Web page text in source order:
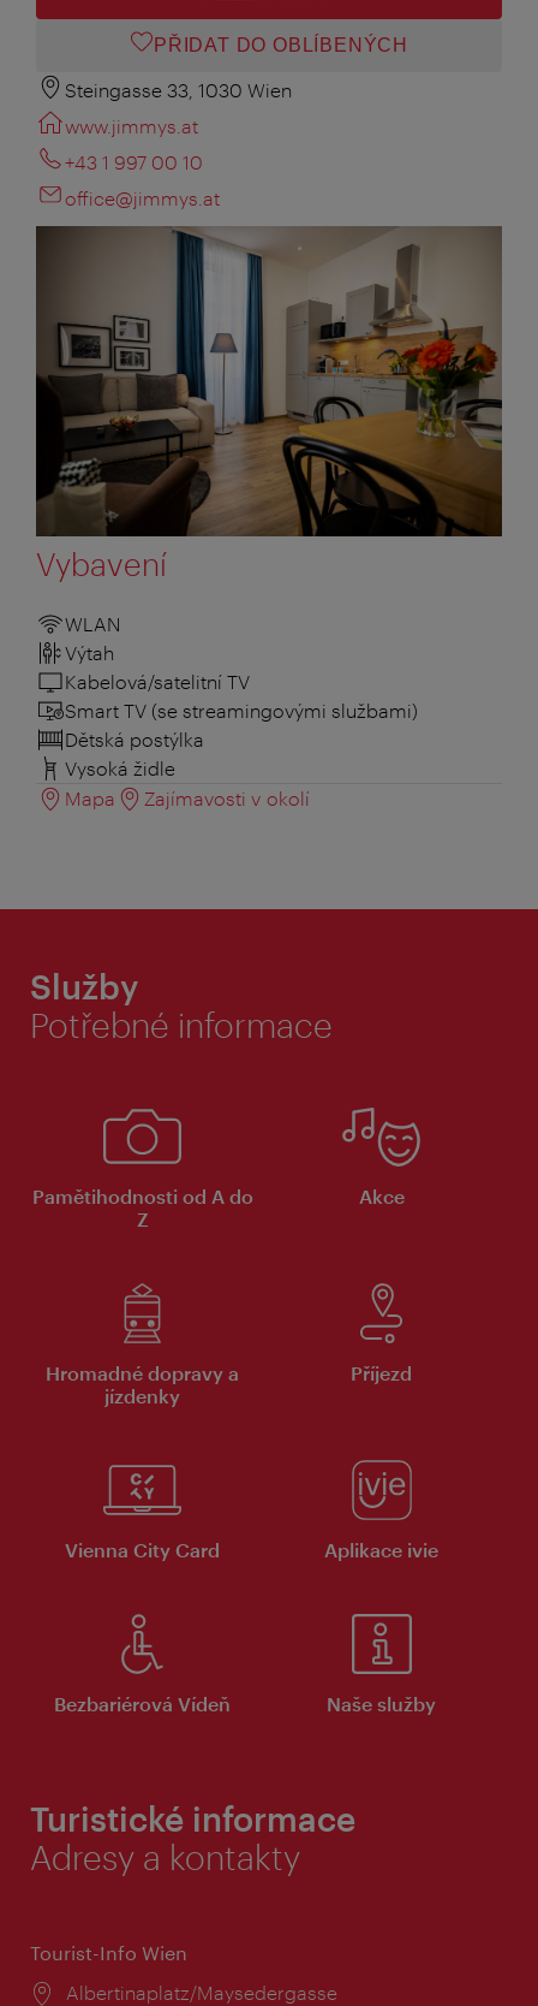
PŘIDAT DO OBLÍBENÝCH
Steingasse 33, 1030 Wien
www.jimmys.at
+43 1 997 00 10
office@jimmys.at
Vybavení
WLAN
Výtah
Kabelová/satelitní TV
Smart TV (se streamingovými službami)
Dětská postýlka
Vysoká židle
Mapa
Zajímavosti v okolí
Služby
Potřebné informace
Pamětihodnosti od A do
Z
Akce
Hromadné dopravy a
jízdenky
Příjezd
Vienna City Card Aplikace ivie
Bezbariérová Vídeň Naše služby
Turistické informace
Adresy a kontakty
Tourist-Info Wien
Místo:
Albertinaplatz/Maysedergasse